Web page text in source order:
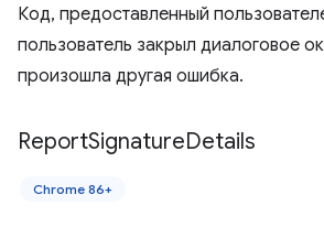
Код, предоставленный
пользователь закрыл диалоговое
произошла другая ошибка.
ReportSignatureDetails
Chrome 86+